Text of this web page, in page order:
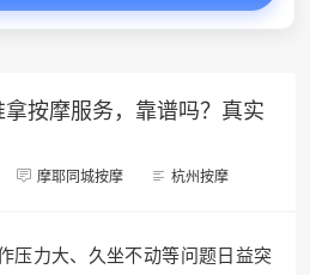
按摩服务，靠谱吗？真实
摩耶同城按摩 杭州按摩
压力大、久坐不动等问题日益突